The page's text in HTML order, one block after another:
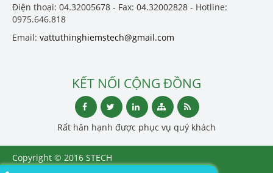
Điện thoại: 04.32005678 - Fax: 04.32002828 - Hotline:
0975.646.818
Email: vattuthinghiemstech@gmail.com
KẾT NỐI CỘNG ĐỒNG
Rất hân hạnh được phục vụ quý khách
Copyright © 2016 STECH